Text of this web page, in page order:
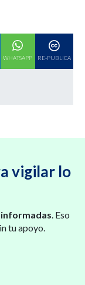
WHATSAPP RE-PUBLICA
vigilar lo
. Eso
tu apoyo.